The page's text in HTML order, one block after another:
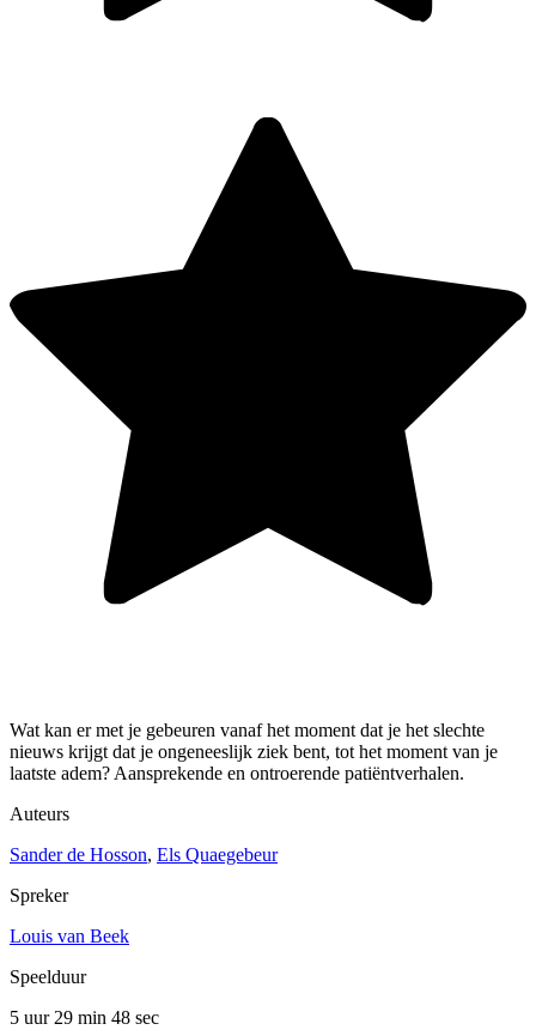
Wat kan er met je gebeuren vanaf het moment dat je het slechte
nieuws krijgt dat je ongeneeslijk ziek bent, tot het moment van je
laatste adem? Aansprekende en ontroerende patiëntverhalen.
Auteurs
Sander de Hosson, Els Quaegebeur
Spreker
Louis van Beek
Speelduur
5 uur 29 min 48 sec